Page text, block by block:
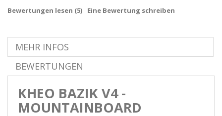
Bewertungen lesen (5) Eine Bewertung schreiben
MEHR INFOS
BEWERTUNGEN
KHEO BAZIK V4 -
MOUNTAINBOARD